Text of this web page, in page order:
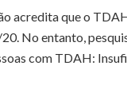
acredita que o
No entanto,
com TDAH: